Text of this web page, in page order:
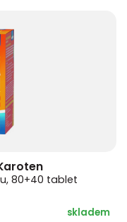
80+40 tablet
skladem